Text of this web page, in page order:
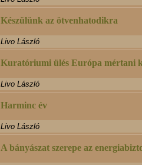
Készülünk az ötvenhatodikra
Livo László
Kuratóriumi ülés Európa mértani
Livo László
Harminc év
Livo László
A bányászat szerepe az